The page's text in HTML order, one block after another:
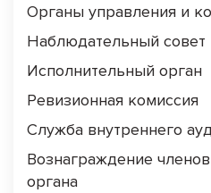
Органы управления и
Наблюдательный совет
Исполнительный орган
Ревизионная комиссия
Служба внутреннего
Вознаграждение
органа